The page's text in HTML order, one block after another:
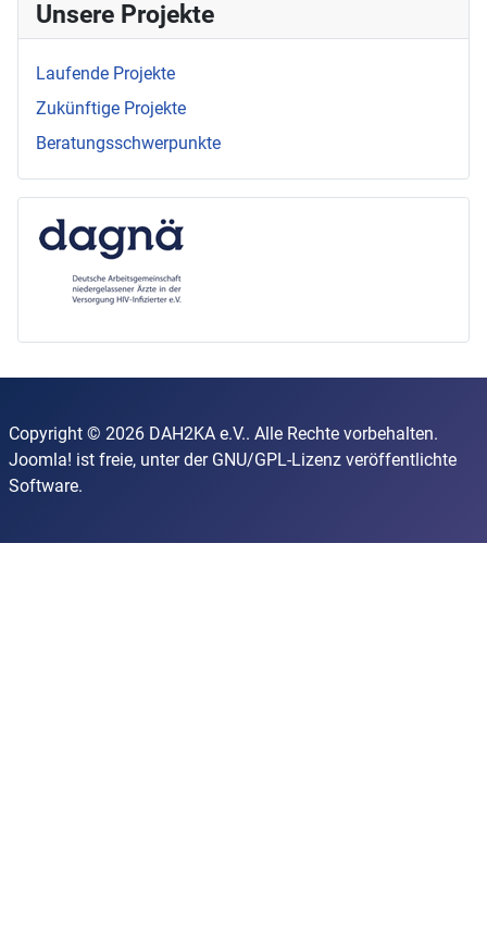
Unsere Projekte
Laufende Projekte
Zukünftige Projekte
Beratungsschwerpunkte
Copyright © 2026 DAH2KA e.V.. Alle Rechte vorbehalten.
Joomla! ist freie, unter der GNU/GPL-Lizenz veröffentlichte
Software.